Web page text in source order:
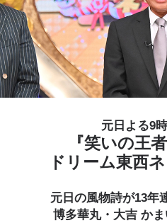
元日よる9
『笑いの王
ドリーム東西
元日の風物詩が13年
博多華丸・大吉 か